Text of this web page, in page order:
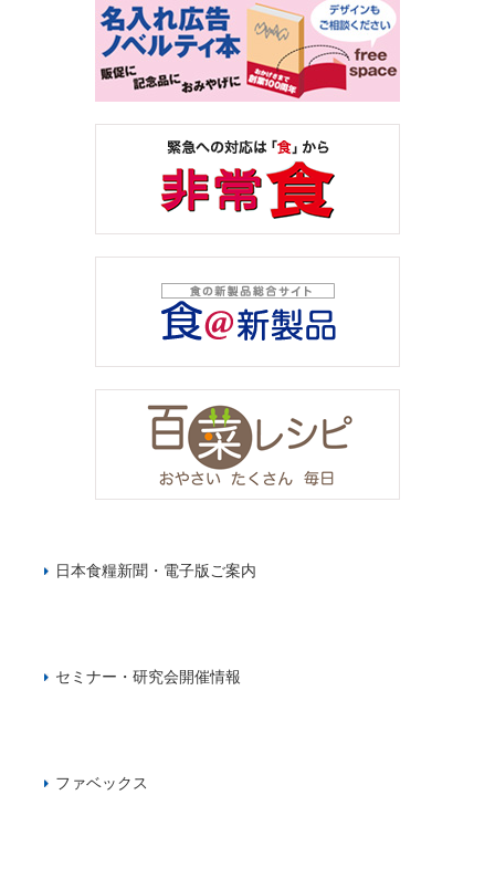
日本食糧新聞・電子版ご案内
セミナー・研究会開催情報
ファベックス